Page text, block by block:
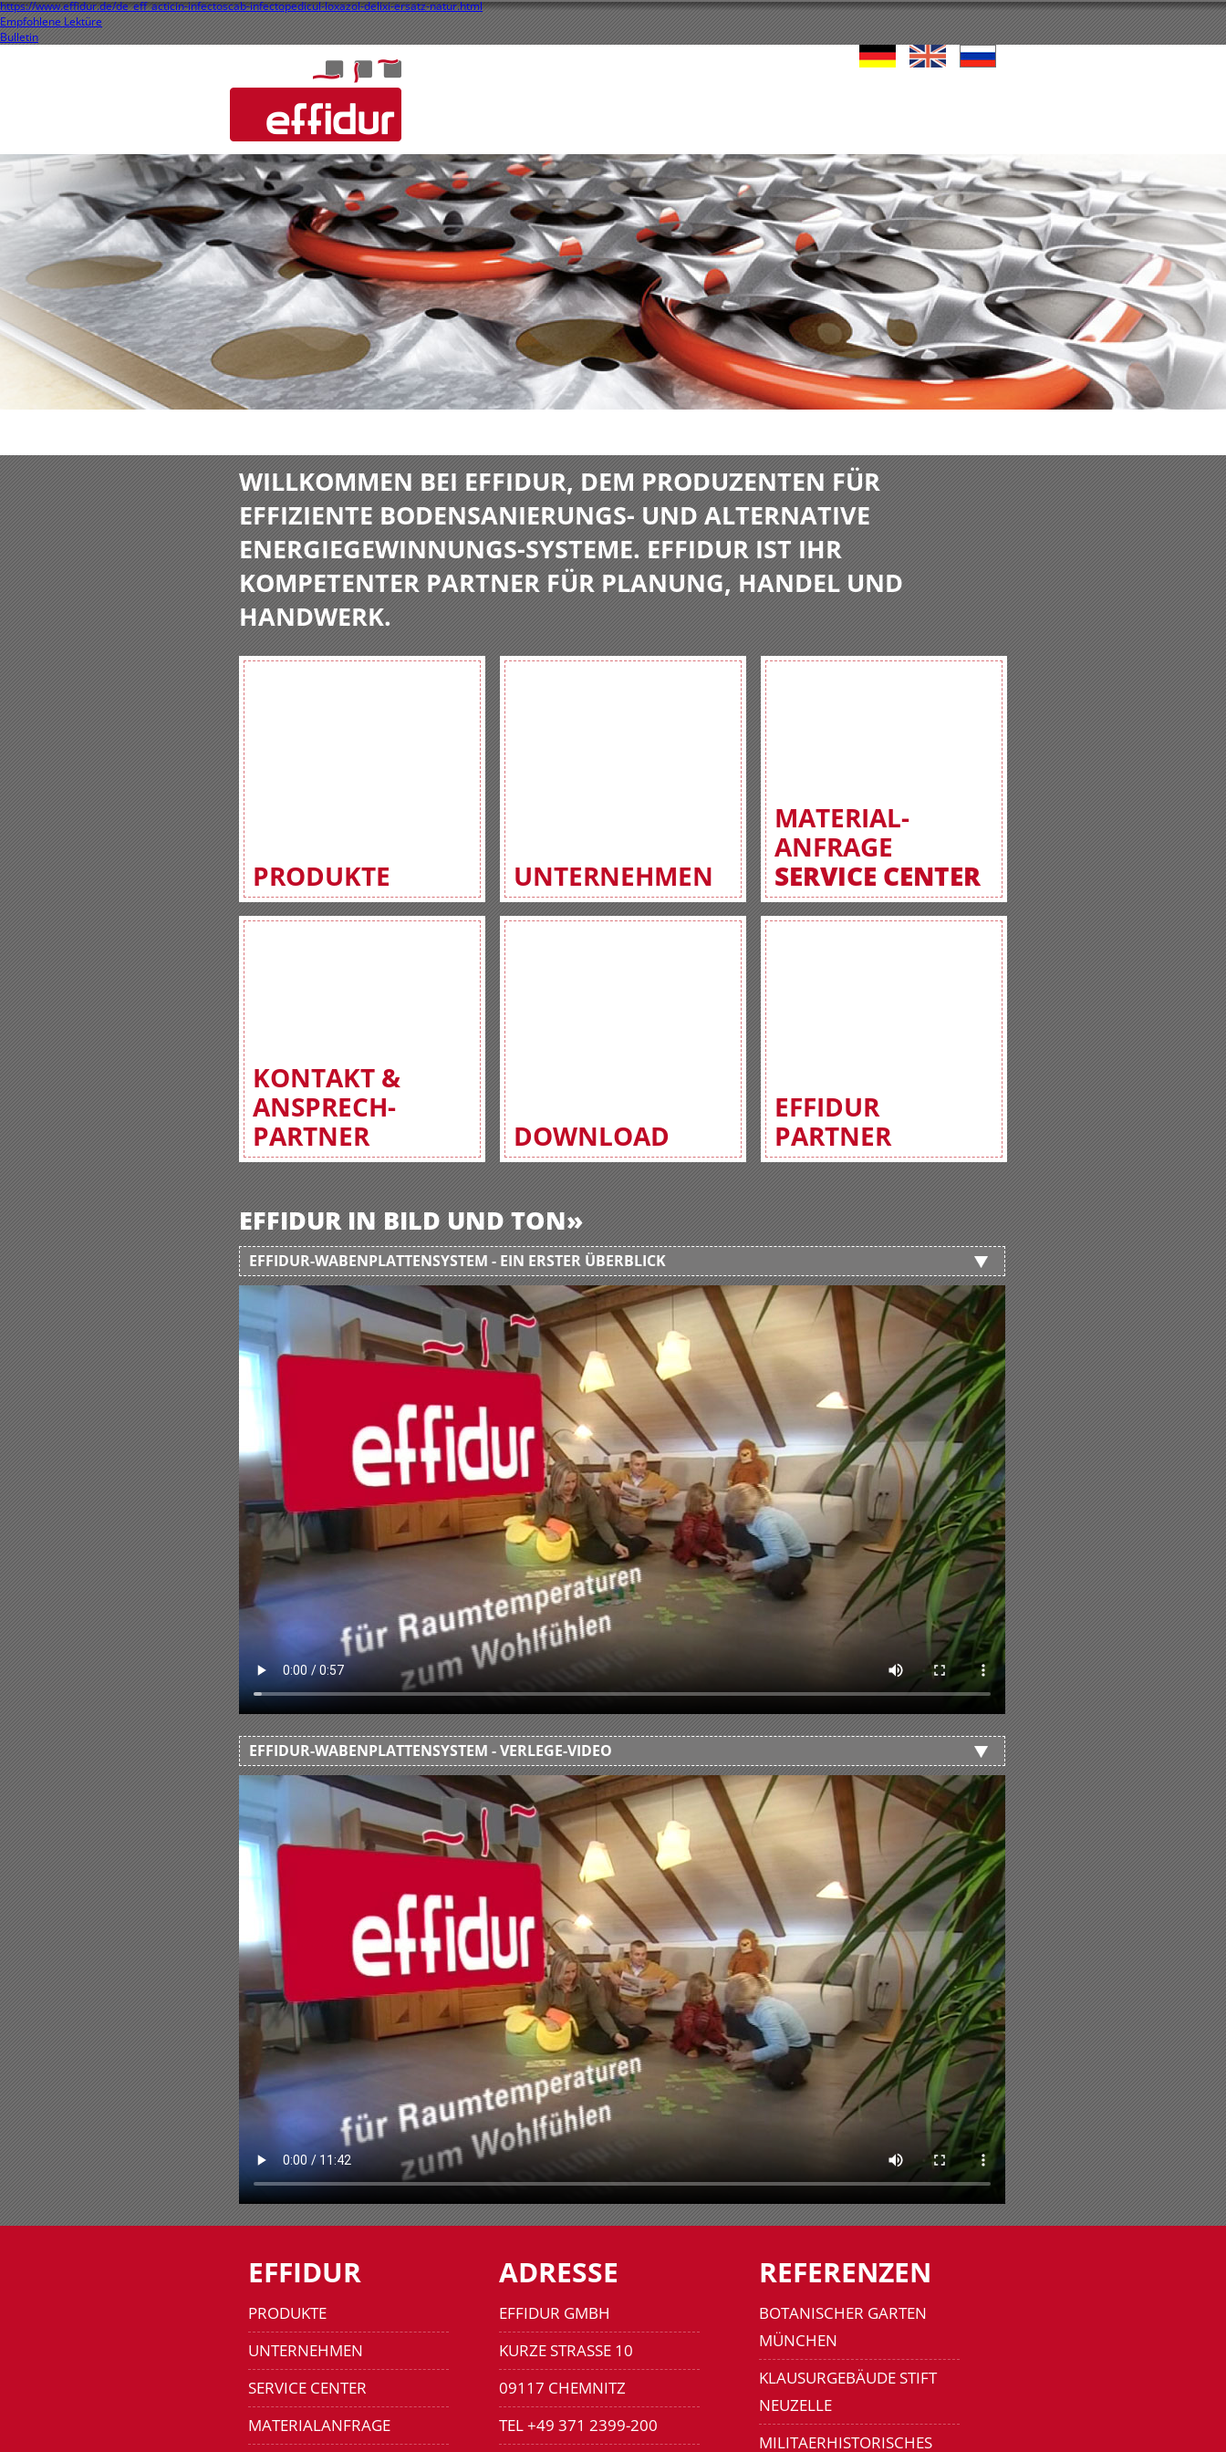
https://www.effidur.de/de_eff_acticin-infectoscab-infectopedicul-loxazol-delixi-ersatz-natur.html
Empfohlene Lektüre
Bulletin
WILLKOMMEN BEI EFFIDUR, DEM PRODUZENTEN FÜR
EFFIZIENTE BODENSANIERUNGS- UND ALTERNATIVE
ENERGIEGEWINNUNGS-SYSTEME. EFFIDUR IST IHR
KOMPETENTER PARTNER FÜR PLANUNG, HANDEL UND
HANDWERK.
PRODUKTE
KONTAKT &
ANSPRECH-
PARTNER
UNTERNEHMEN
DOWNLOAD
MATERIAL-
ANFRAGE
SERVICE CENTER
EFFIDUR
PARTNER
EFFIDUR IN BILD UND TON»
EFFIDUR-WABENPLATTENSYSTEM - EIN ERSTER ÜBERBLICK
EFFIDUR-WABENPLATTENSYSTEM - VERLEGE-VIDEO
EFFIDUR
PRODUKTE
UNTERNEHMEN
SERVICE CENTER
MATERIALANFRAGE
ADRESSE
EFFIDUR GMBH
KURZE STRASSE 10
09117 CHEMNITZ
TEL +49 371 2399-200
REFERENZEN
BOTANISCHER GARTEN
MÜNCHEN
KLAUSURGEBÄUDE STIFT
NEUZELLE
MILITAERHISTORISCHES